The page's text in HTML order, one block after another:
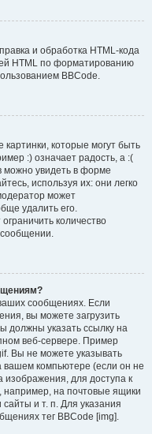
и обработка HTML-кода
HTML по форматированию
BBCode.
которые могут быть
:) означает радость, а :(
можно увидеть в форме
используя их: они легко
может
удалить его.
количество
сообщении.
сообщениях. Если
вы можете загрузить
должны указать ссылку на
веб-сервере. Пример
Вы не можете указывать
компьютере (если он не
для доступа к
например, на почтовые ящики
и т. п. Для указания
тег BBCode [img].